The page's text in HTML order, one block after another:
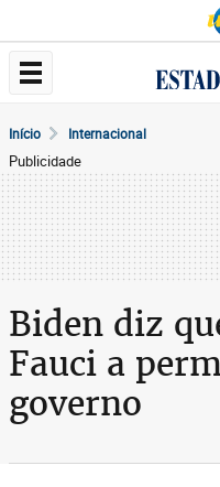
Início Internacional
Publicidade
Biden diz
Fauci a
governo